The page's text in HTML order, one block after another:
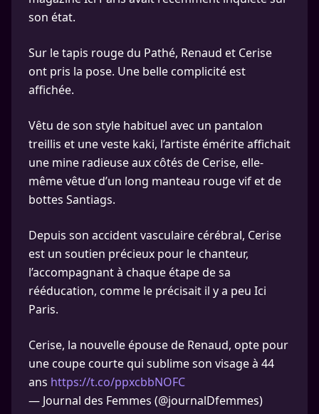
son état.
Sur le tapis rouge du Pathé, Renaud et Cerise
ont pris la pose. Une belle complicité est
affichée.
Vêtu de son style habituel avec un pantalon
treillis et une veste kaki, l’artiste émérite affichait
une mine radieuse aux côtés de Cerise, elle-
même vêtue d’un long manteau rouge vif et de
bottes Santiags.
Depuis son accident vasculaire cérébral, Cerise
est un soutien précieux pour le chanteur,
l’accompagnant à chaque étape de sa
rééducation, comme le précisait il y a peu Ici
Paris.
Cerise, la nouvelle épouse de Renaud, opte pour
une coupe courte qui sublime son visage à 44
ans https://t.co/ppxcbbNOFC
— Journal des Femmes (@journalDfemmes)